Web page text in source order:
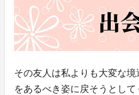
その友人は私よりも大変な
をあるべき姿に戻そうとし